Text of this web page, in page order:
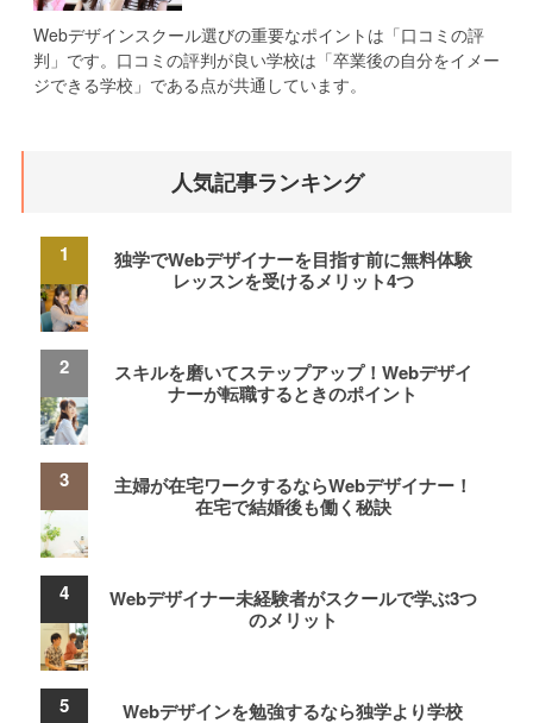
Webデザインスクール選びの重要なポイントは「口コミの評
判」です。口コミの評判が良い学校は「卒業後の自分をイメー
ジできる学校」である点が共通しています。
人気記事ランキング
独学でWebデザイナーを目指す前に無料体験
レッスンを受けるメリット4つ
スキルを磨いてステップアップ！Webデザイ
ナーが転職するときのポイント
主婦が在宅ワークするならWebデザイナー！
在宅で結婚後も働く秘訣
Webデザイナー未経験者がスクールで学ぶ3つ
のメリット
Webデザインを勉強するなら独学より学校